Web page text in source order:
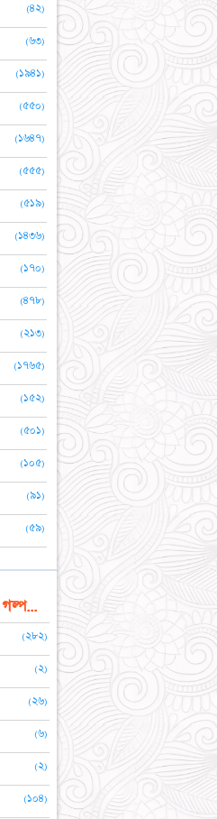
(৪২)
(৬৩)
(১৯৪১)
(৫৫০)
(১৬৪৭)
(৫৫৫)
(৫১৯)
(১৪৩৬)
(১৭০)
(৪৭৮)
(২১৩)
(১৭৬৫)
(১৫২)
(৫০১)
(১০৫)
(৯১)
(৫৯)
গল্প...
(২৮২)
(২)
(২৬)
(৬)
(২)
(১০৪)